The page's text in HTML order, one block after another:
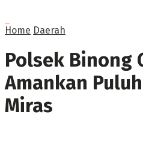
Home Daerah
Polsek Binong
Amankan
Miras